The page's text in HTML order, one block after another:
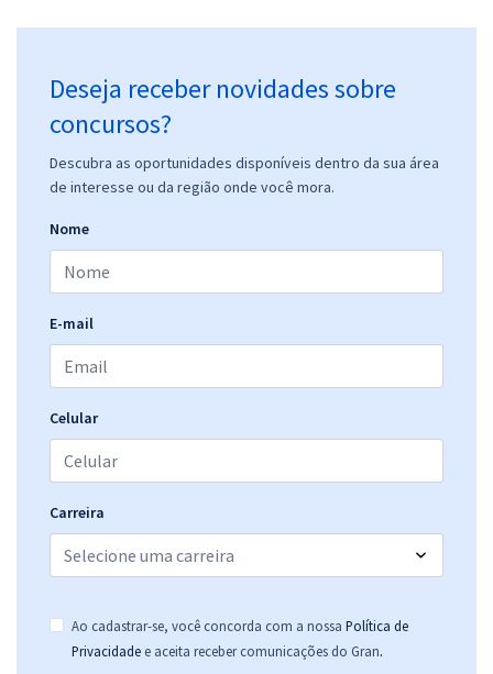
Deseja receber novidades sobre
concursos?
Descubra as oportunidades disponíveis dentro da sua área
de interesse ou da região onde você mora.
Nome
E-mail
Celular
Carreira
Ao cadastrar-se, você concorda com a nossa Política de
Privacidade e aceita receber comunicações do Gran.